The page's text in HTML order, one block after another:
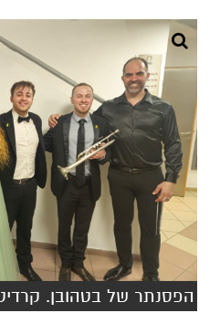
הפסנתר של בטהובן.